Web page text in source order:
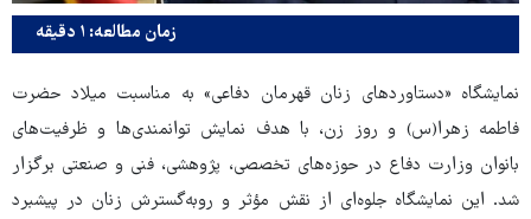
زمان مطالعه: ۱ دقیقه
نمایشگاه «دستاوردهای زنان قهرمان دفاعی» به مناسبت میلاد حضرت
فاطمه زهرا(س) و روز زن، با هدف نمایش توانمندی‌ها و ظرفیت‌های
بانوان وزارت دفاع در حوزه‌های تخصصی، پژوهشی، فنی و صنعتی برگزار
شد. این نمایشگاه جلوه‌ای از نقش مؤثر و روبه‌گسترش زنان در پیشبرد